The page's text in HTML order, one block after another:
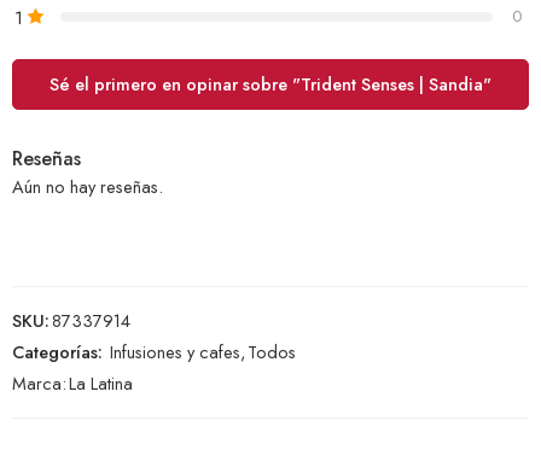
1 0
Sé el primero en opinar sobre "Trident Senses | Sandia"
Reseñas
Aún no hay reseñas.
SKU:87337914
Categorías: Infusiones y cafes,Todos
Marca:La Latina